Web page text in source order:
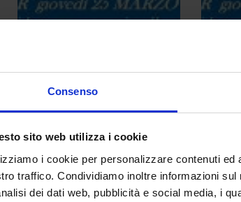
Consenso
sito web utilizza i cookie
i cookie per personalizzare contenuti
traffico. Condividiamo inoltre informazioni
dei dati web, pubblicità e social media, i
su 1.012 risultati.